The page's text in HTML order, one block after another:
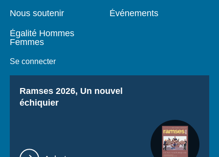
Nous soutenir
Égalité Hommes
Femmes
Se connecter
Événements
Titre
Ramses 2026, Un nouvel
échiquier